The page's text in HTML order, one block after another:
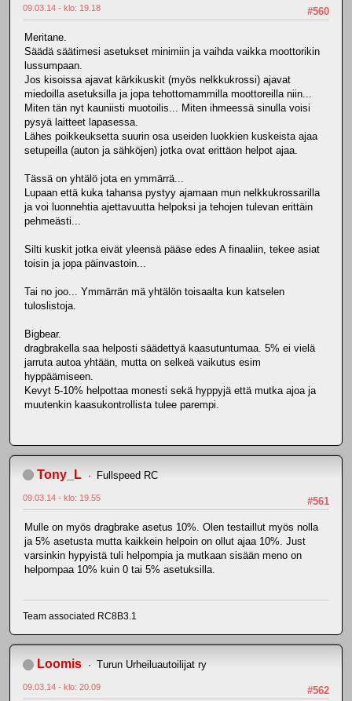
#560
09.03.14 - klo: 19.18
Meritane.
Säädä säätimesi asetukset minimiin ja vaihda vaikka moottorikin
lussumpaan.
Jos kisoissa ajavat kärkikuskit (myös nelkkukrossi) ajavat
miedoilla asetuksilla ja jopa tehottomammilla moottoreilla niin...
Miten tän nyt kauniisti muotoilis... Miten ihmeessä sinulla voisi
pysyä laitteet lapasessa.
Lähes poikkeuksetta suurin osa useiden luokkien kuskeista ajaa
setupeilla (auton ja sähköjen) jotka ovat erittäon helpot ajaa.
Tässä on yhtälö jota en ymmärrä...
Lupaan että kuka tahansa pystyy ajamaan mun nelkkukrossarilla
ja voi luonnehtia ajettavuutta helpoksi ja tehojen tulevan erittäin
pehmeästi...
Silti kuskit jotka eivät yleensä pääse edes A finaaliin, tekee asiat
toisin ja jopa päinvastoin...
Tai no joo... Ymmärrän mä yhtälön toisaalta kun katselen
tuloslistoja.
Bigbear.
dragbrakella saa helposti säädettyä kaasutuntumaa. 5% ei vielä
jarruta autoa yhtään, mutta on selkeä vaikutus esim
hyppäämiseen.
Kevyt 5-10% helpottaa monesti sekä hyppyjä että mutka ajoa ja
muutenkin kaasukontrollista tulee parempi.
Tony_L Fullspeed RC
#561
09.03.14 - klo: 19.55
Mulle on myös dragbrake asetus 10%. Olen testaillut myös nolla
ja 5% asetusta mutta kaikkein helpoin on ollut ajaa 10%. Just
varsinkin hypyistä tuli helpompia ja mutkaan sisään meno on
helpompaa 10% kuin 0 tai 5% asetuksilla.
Team associated RC8B3.1
Loomis Turun Urheiluautoilijat ry
#562
09.03.14 - klo: 20.09